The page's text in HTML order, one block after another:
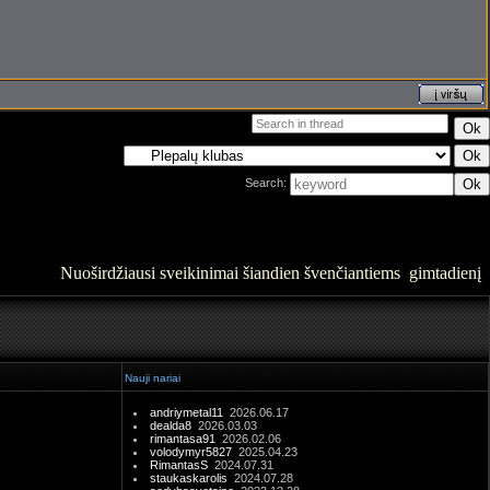
Search:
Nuoširdžiausi sveikinimai šiandien švenčiantiems gimtadienį
Nauji nariai
andriymetal11 2026.06.17
dealda8 2026.03.03
rimantasa91 2026.02.06
volodymyr5827 2025.04.23
RimantasS 2024.07.31
staukaskarolis 2024.07.28